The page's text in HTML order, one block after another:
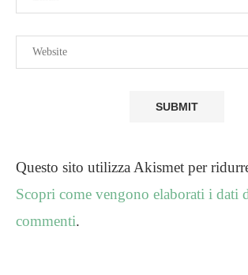
Questo sito utilizza Akismet per
Scopri come vengono elaborati i dati
commenti.